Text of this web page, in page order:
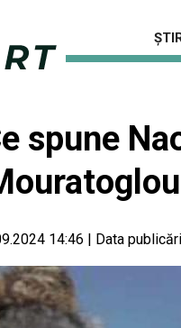
spune
14:46 | Data